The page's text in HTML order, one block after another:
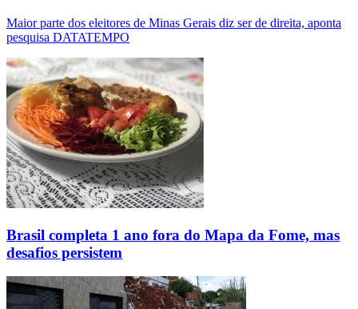
Maior parte dos eleitores de Minas Gerais diz ser de direita, aponta
pesquisa DATATEMPO
Brasil completa 1 ano fora do Mapa da Fome, mas
desafios persistem